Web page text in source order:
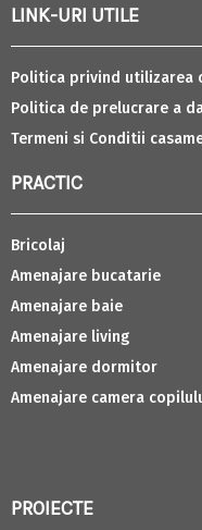
LINK-URI UTILE
Politica privind utilizarea
Politica de prelucrare a
Termeni si Conditii
PRACTIC
Bricolaj
Amenajare bucatarie
Amenajare baie
Amenajare living
Amenajare dormitor
Amenajare camera
PROIECTE